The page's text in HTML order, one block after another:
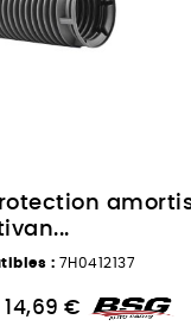
: 7H0412137
14,69 €